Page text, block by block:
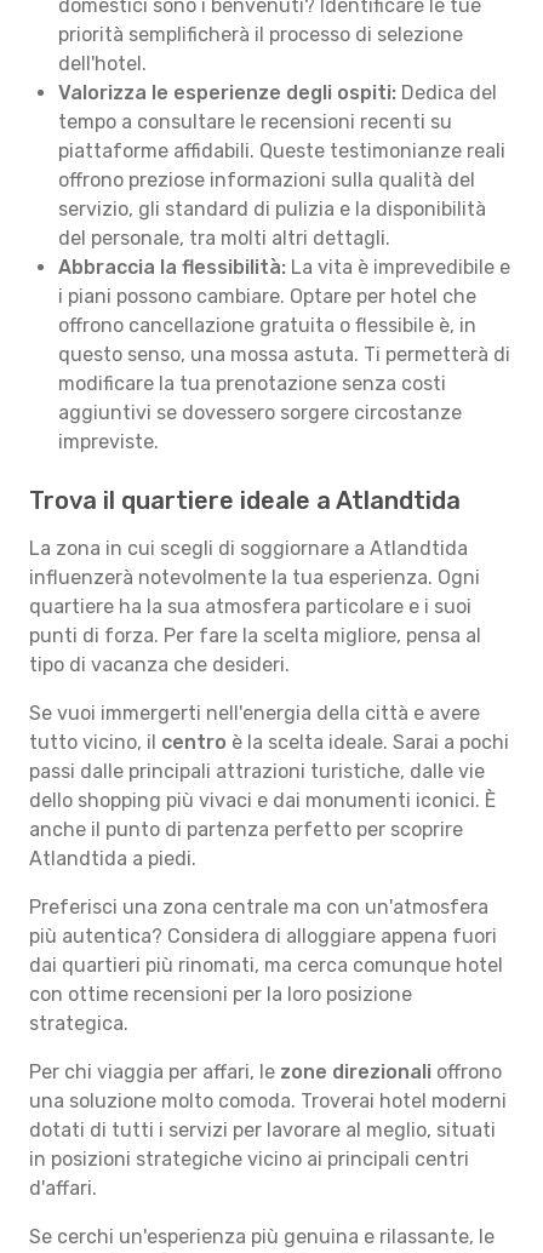
domestici sono i benvenuti? Identificare le tue
priorità semplificherà il processo di selezione
dell'hotel.
Valorizza le esperienze degli ospiti: Dedica del
tempo a consultare le recensioni recenti su
piattaforme affidabili. Queste testimonianze reali
offrono preziose informazioni sulla qualità del
servizio, gli standard di pulizia e la disponibilità
del personale, tra molti altri dettagli.
Abbraccia la flessibilità: La vita è imprevedibile e
i piani possono cambiare. Optare per hotel che
offrono cancellazione gratuita o flessibile è, in
questo senso, una mossa astuta. Ti permetterà di
modificare la tua prenotazione senza costi
aggiuntivi se dovessero sorgere circostanze
impreviste.
Trova il quartiere ideale a Atlandtida
La zona in cui scegli di soggiornare a Atlandtida
influenzerà notevolmente la tua esperienza. Ogni
quartiere ha la sua atmosfera particolare e i suoi
punti di forza. Per fare la scelta migliore, pensa al
tipo di vacanza che desideri.
Se vuoi immergerti nell'energia della città e avere
tutto vicino, il centro è la scelta ideale. Sarai a pochi
passi dalle principali attrazioni turistiche, dalle vie
dello shopping più vivaci e dai monumenti iconici. È
anche il punto di partenza perfetto per scoprire
Atlandtida a piedi.
Preferisci una zona centrale ma con un'atmosfera
più autentica? Considera di alloggiare appena fuori
dai quartieri più rinomati, ma cerca comunque hotel
con ottime recensioni per la loro posizione
strategica.
Per chi viaggia per affari, le zone direzionali offrono
una soluzione molto comoda. Troverai hotel moderni
dotati di tutti i servizi per lavorare al meglio, situati
in posizioni strategiche vicino ai principali centri
d'affari.
Se cerchi un'esperienza più genuina e rilassante, le